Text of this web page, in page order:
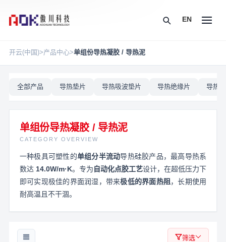
EN
开云(中国)>产品中心>单组份导热凝胶 / 导热泥
全部产品 导热垫片 导热吸波垫片 导热绝缘片 导热
单组份导热凝胶 / 导热泥
CATEGORY OVERVIEW
一种极具可塑性的单组分半流动导热硅胶产品，最高导热系
数达 14.0W/m·K。专为 自动化点胶工艺设计，在超低压力下
即可实现极佳的界面润湿，带来极低的界面热阻，长期使用
耐高温且不干涸。
筛选